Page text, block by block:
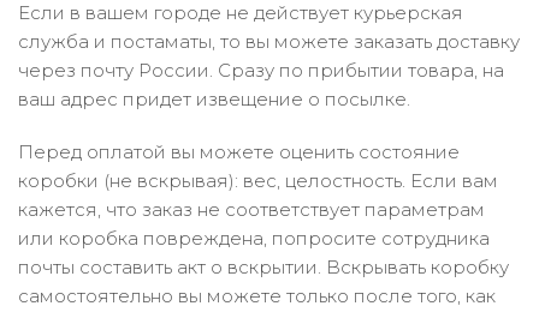
Если в вашем городе не действует курьерская
служба и постаматы, то вы можете заказать доставку
через почту России. Сразу по прибытии товара, на
ваш адрес придет извещение о посылке.
Перед оплатой вы можете оценить состояние
коробки (не вскрывая): вес, целостность. Если вам
кажется, что заказ не соответствует параметрам
или коробка повреждена, попросите сотрудника
почты составить акт о вскрытии. Вскрывать коробку
самостоятельно вы можете только после того, как